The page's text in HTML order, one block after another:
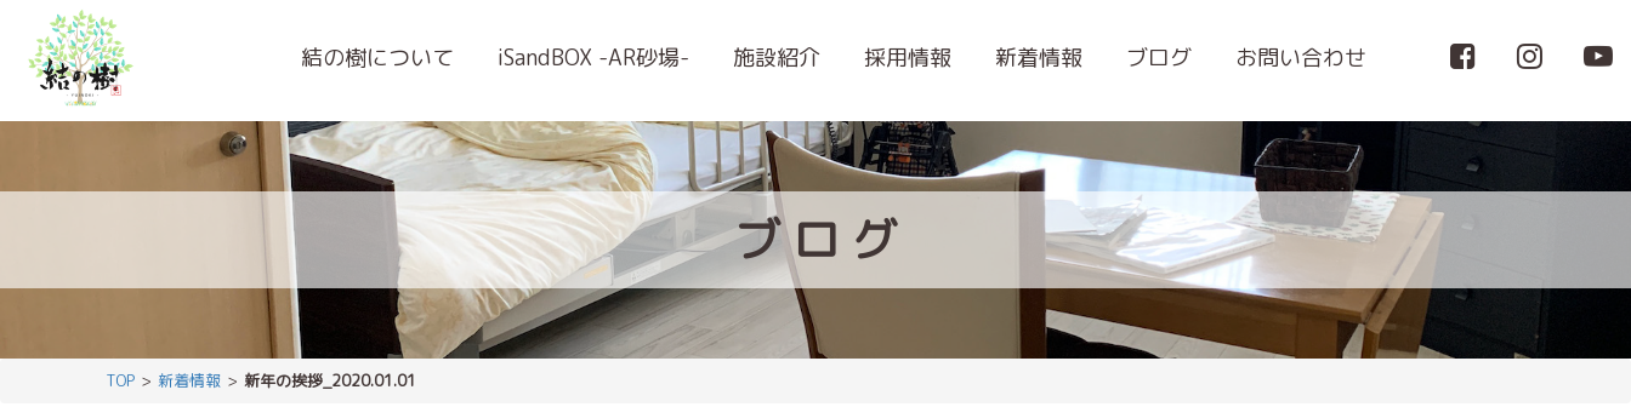
結の樹について iSandBOX -AR砂場- 施設紹介 採用情報 新着情報 ブログ お問い合わせ
ブロ グ
TOP 新着情報 新年の挨拶_2020.01.01